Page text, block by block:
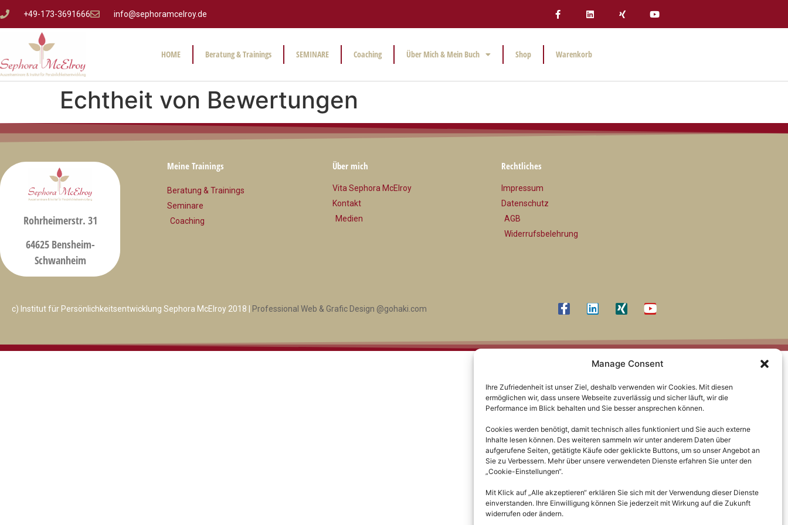
Manage Consent
Ihre Zufriedenheit ist unser Ziel, deshalb verwenden wir Cookies. Mit diesen
ermöglichen wir, dass unsere Webseite zuverlässig und sicher läuft, wir die
Performance im Blick behalten und Sie besser ansprechen können.
Cookies werden benötigt, damit technisch alles funktioniert und Sie auch externe
Inhalte lesen können. Des weiteren sammeln wir unter anderem Daten über
aufgerufene Seiten, getätigte Käufe oder geklickte Buttons, um so unser Angebot an
Sie zu Verbessern. Mehr über unsere verwendeten Dienste erfahren Sie unter den
„Cookie-Einstellungen“.
Mit Klick auf „Alle akzeptieren“ erklären Sie sich mit der Verwendung dieser Dienste
einverstanden. Ihre Einwilligung können Sie jederzeit mit Wirkung auf die Zukunft
widerrufen oder ändern.
springen+49-173-3691666 info@sephoramcelroy.de
HOME Beratung & Trainings SEMINARE Coaching Über Mich & Mein Buch Shop Warenkorb
Echtheit von Bewertungen
Rohrheimerstr. 31
64625 Bensheim-
Schwanheim
Meine Trainings
Beratung & Trainings
Seminare
Coaching
Über mich
Vita Sephora McElroy
Kontakt
Medien
Rechtliches
Impressum
Datenschutz
AGB
Widerrufsbelehrung
c) Institut für Persönlichkeitsentwicklung Sephora McElroy 2018 | Professional Web & Grafic Design @gohaki.com